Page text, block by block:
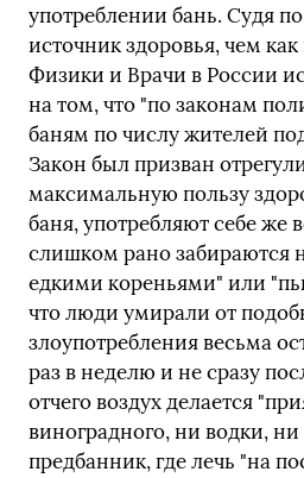
употреблении бань. Судя
источник здоровья, чем
Физики и Врачи в России
на том, что "по законам
баням по числу жителей
Закон был призван
максимальную пользу
баня, употребляют себе же
слишком рано забираются
едкими кореньями" или
что люди умирали от
злоупотребления весьма
раз в неделю и не сразу
отчего воздух делается
виноградного, ни водки,
предбанник, где лечь "на